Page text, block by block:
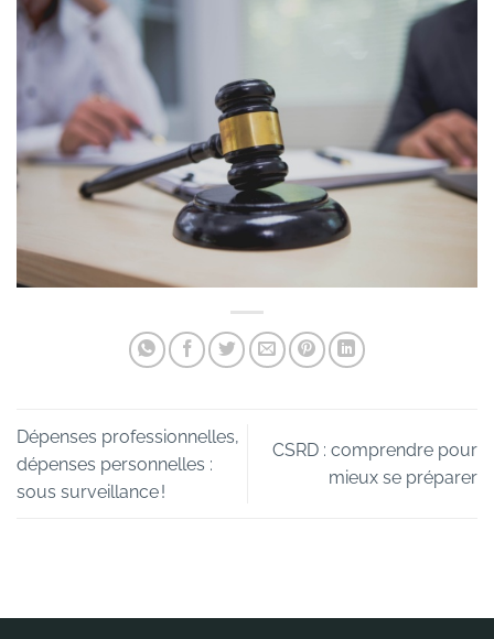
Dépenses professionnelles,
dépenses personnelles :
sous surveillance !
CSRD : comprendre pour
mieux se préparer